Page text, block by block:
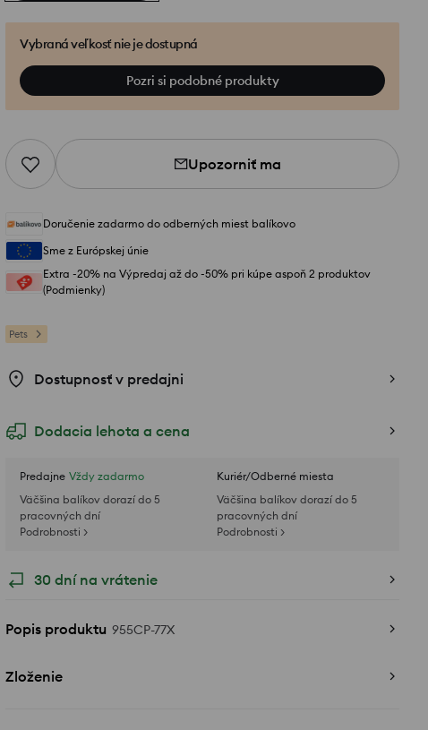
Vybraná veľkosť nie je dostupná
Pozri si podobné produkty
Upozorniť ma
Doručenie zadarmo do odberných miest balíkovo
Sme z Európskej únie
Extra -20% na Výpredaj až do -50% pri kúpe aspoň 2 produktov
(Podmienky)
Pets
Dostupnosť v predajni
Dodacia lehota a cena
Predajne Vždy zadarmo
Väčšina balíkov dorazí do 5
pracovných dní
Podrobnosti >
Kuriér/Odberné miesta
Väčšina balíkov dorazí do 5
pracovných dní
Podrobnosti >
30 dní na vrátenie
Popis produktu 955CP-77X
Zloženie